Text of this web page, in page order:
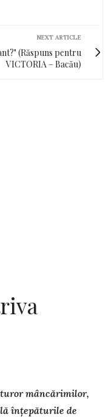
NEXT ARTICLE
(Răspuns pentru
VICTORIA – Bacău)
mâncărimilor,
înțepăturile de